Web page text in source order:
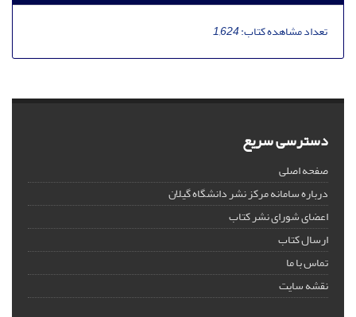
تعداد مشاهده کتاب:1,624
دسترسی سریع
صفحه اصلی
درباره سامانه مرکز نشر دانشگاه گیلان
اعضای شورای نشر کتاب
ارسال کتاب
تماس با ما
نقشه سایت